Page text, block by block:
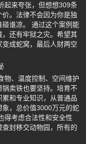
起来夸张，但想想309条
。法律不会因为你是独
谁凉。 通过这个案例能
还有牢狱之灾。希望其
成蛇窝，最后人财两空
物、温度控制、空间维护
卖铁也要坚持。培育不
和专业知识，从普通品
，总价值3000万元的蛇
得考虑合法性和安全性
封移交动物园，所有的